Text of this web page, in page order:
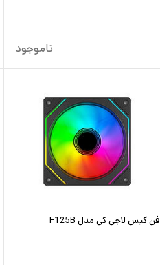
ناموجود
فن کیس لاجی کی مدل F125B